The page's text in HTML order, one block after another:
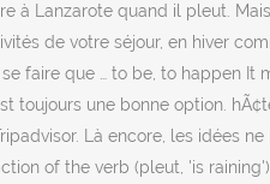
à Lanzarote quand il pleut.
de votre séjour, en hiver
faire que … to be, to happen
une bonne option.
Là encore, les idées
of the verb (pleut, 'is